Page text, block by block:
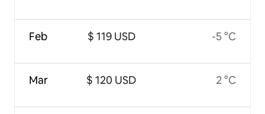
Feb
Mar
$ 119 USD
$ 120 USD
-5 °C
2 °C